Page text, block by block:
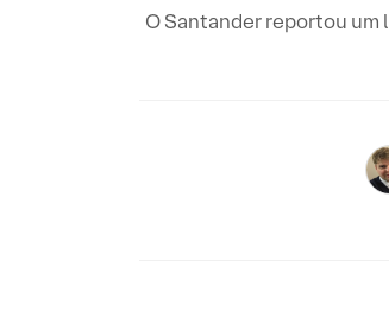
O Santander reportou um